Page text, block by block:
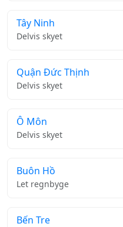
Tây Ninh
Delvis skyet
Quận Đức Thịnh
Delvis skyet
Ô Môn
Delvis skyet
Buôn Hồ
Let regnbyge
Bến Tre